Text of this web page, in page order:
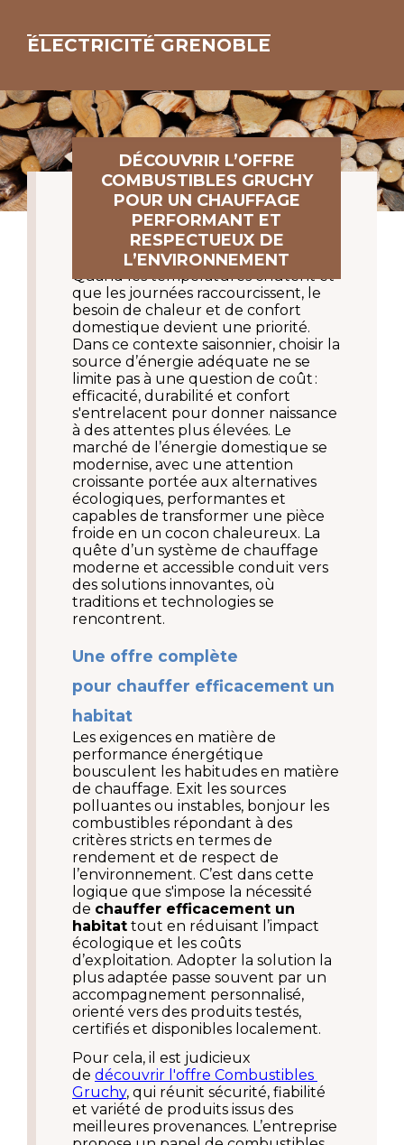
ÉLECTRICITÉ GRENOBLE
DÉCOUVRIR L’OFFRE
COMBUSTIBLES GRUCHY
POUR UN CHAUFFAGE
PERFORMANT ET
RESPECTUEUX DE
L’ENVIRONNEMENT
Quand les températures chutent et
que les journées raccourcissent, le
besoin de chaleur et de confort
domestique devient une priorité.
Dans ce contexte saisonnier, choisir la
source d’énergie adéquate ne se
limite pas à une question de coût :
efficacité, durabilité et confort
s'entrelacent pour donner naissance
à des attentes plus élevées. Le
marché de l’énergie domestique se
modernise, avec une attention
croissante portée aux alternatives
écologiques, performantes et
capables de transformer une pièce
froide en un cocon chaleureux. La
quête d’un système de chauffage
moderne et accessible conduit vers
des solutions innovantes, où
traditions et technologies se
rencontrent.
Une offre complète
pour chauffer efficacement un
habitat
Les exigences en matière de
performance énergétique
bousculent les habitudes en matière
de chauffage. Exit les sources
polluantes ou instables, bonjour les
combustibles répondant à des
critères stricts en termes de
rendement et de respect de
l’environnement. C’est dans cette
logique que s'impose la nécessité
de chauffer efficacement un
habitat tout en réduisant l’impact
écologique et les coûts
d’exploitation. Adopter la solution la
plus adaptée passe souvent par un
accompagnement personnalisé,
orienté vers des produits testés,
certifiés et disponibles localement.
Pour cela, il est judicieux
de découvrir l'offre Combustibles
Gruchy, qui réunit sécurité, fiabilité
et variété de produits issus des
meilleures provenances. L’entreprise